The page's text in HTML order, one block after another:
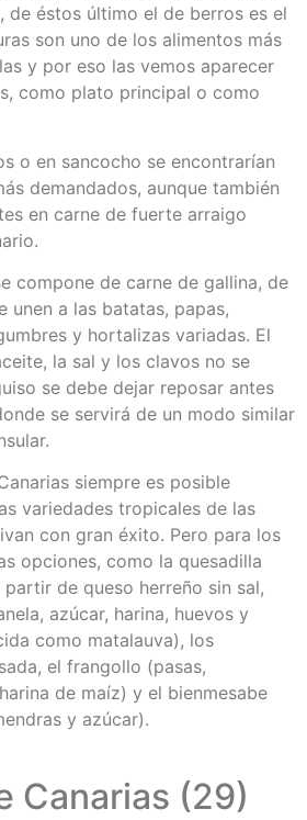
de éstos último el de berros es el
son uno de los alimentos más
y por eso las vemos aparecer
como plato principal o como
o en sancocho se encontrarían
demandados, aunque también
en carne de fuerte arraigo
compone de carne de gallina, de
unen a las batatas, papas,
y hortalizas variadas. El
la sal y los clavos no se
se debe dejar reposar antes
se servirá de un modo similar
siempre es posible
variedades tropicales de las
con gran éxito. Pero para los
opciones, como la quesadilla
de queso herreño sin sal,
azúcar, harina, huevos y
como matalauva), los
el frangollo (pasas,
de maíz) y el bienmesabe
y azúcar).
Canarias (29)